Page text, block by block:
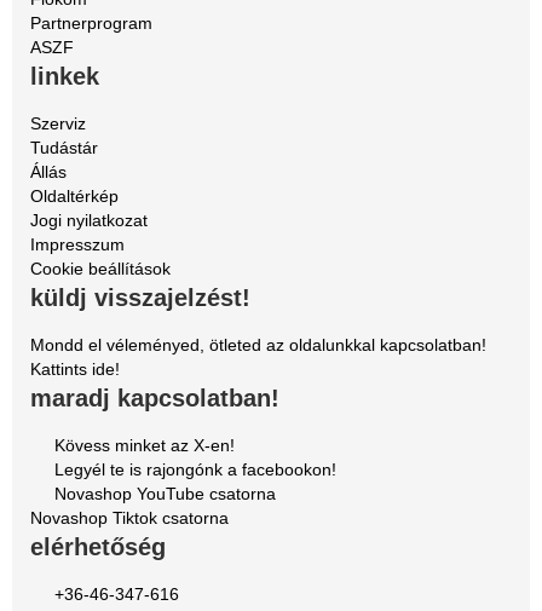
Partnerprogram
ASZF
linkek
Szerviz
Tudástár
Állás
Oldaltérkép
Jogi nyilatkozat
Impresszum
Cookie beállítások
küldj visszajelzést!
Mondd el véleményed, ötleted az oldalunkkal kapcsolatban!
Kattints ide!
maradj kapcsolatban!
Kövess minket az X-en!
Legyél te is rajongónk a facebookon!
Novashop YouTube csatorna
Novashop Tiktok csatorna
elérhetőség
+36-46-347-616